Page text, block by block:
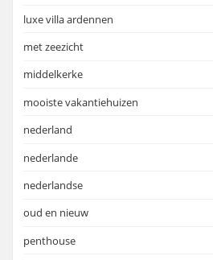
luxe villa ardennen
met zeezicht
middelkerke
mooiste vakantiehuizen
nederland
nederlande
nederlandse
oud en nieuw
penthouse